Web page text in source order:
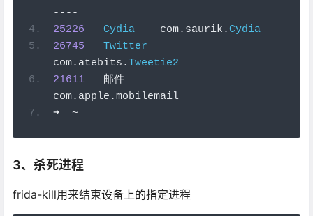
----
25226
Cydia
    com
. saurik .Cydia
26745
Twitter
com. atebits .Tweetie2
21611
邮件
com. apple .mobilemail
➜
~
3、杀死进程
frida-kill用来结束设备上的指定进程